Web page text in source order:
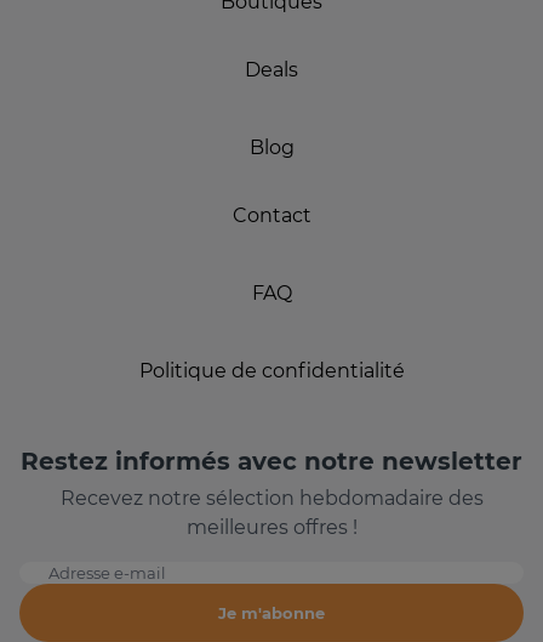
Deals
Blog
Contact
FAQ
Politique de confidentialité
Restez informés avec notre newsletter
Recevez notre sélection hebdomadaire des
meilleures offres !
Adresse e-mail
Je m'abonne